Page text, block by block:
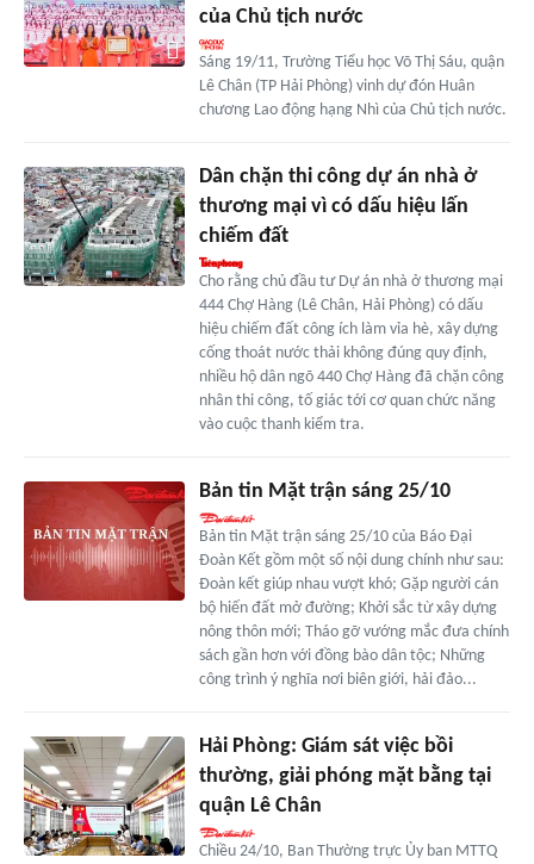
của Chủ tịch nước
Sáng 19/11, Trường Tiểu học Võ Thị Sáu, quận
Lê Chân (TP Hải Phòng) vinh dự đón Huân
chương Lao động hạng Nhì của Chủ tịch nước.
Dân chặn thi công dự án nhà ở
thương mại vì có dấu hiệu lấn
chiếm đất
Cho rằng chủ đầu tư Dự án nhà ở thương mại
444 Chợ Hàng (Lê Chân, Hải Phòng) có dấu
hiệu chiếm đất công ích làm vỉa hè, xây dựng
cống thoát nước thải không đúng quy định,
nhiều hộ dân ngõ 440 Chợ Hàng đã chặn công
nhân thi công, tố giác tới cơ quan chức năng
vào cuộc thanh kiểm tra.
Bản tin Mặt trận sáng 25/10
Bản tin Mặt trận sáng 25/10 của Báo Đại
Đoàn Kết gồm một số nội dung chính như sau:
Đoàn kết giúp nhau vượt khó; Gặp người cán
bộ hiến đất mở đường; Khởi sắc từ xây dựng
nông thôn mới; Tháo gỡ vướng mắc đưa chính
sách gần hơn với đồng bào dân tộc; Những
công trình ý nghĩa nơi biên giới, hải đảo...
Hải Phòng: Giám sát việc bồi
thường, giải phóng mặt bằng tại
quận Lê Chân
Chiều 24/10, Ban Thường trực Ủy ban MTTQ